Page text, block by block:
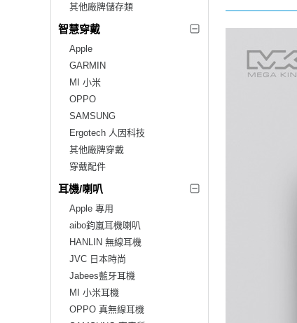
其他廠牌儲存類
智慧穿戴
Apple
GARMIN
MI 小米
OPPO
SAMSUNG
Ergotech 人因科技
其他廠牌穿戴
穿戴配件
耳機/喇叭
Apple 專用
aibo鈞嵐耳機喇叭
HANLIN 無線耳機
JVC 日本時尚
Jabees藍牙耳機
MI 小米耳機
OPPO 真無線耳機